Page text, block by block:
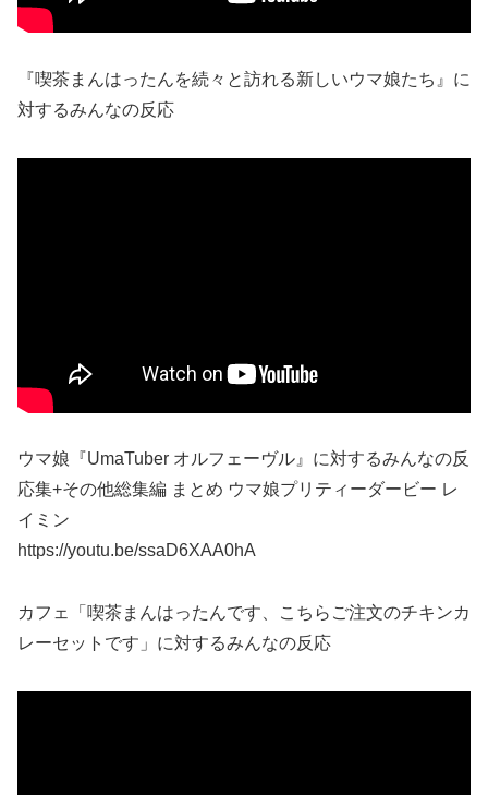
『喫茶まんはったんを続々と訪れる新しいウマ娘たち』に
対するみんなの反応
ウマ娘『UmaTuber オルフェーヴル』に対するみんなの反
応集+その他総集編 まとめ ウマ娘プリティーダービー レ
イミン
https://youtu.be/ssaD6XAA0hA
カフェ「喫茶まんはったんです、こちらご注文のチキンカ
レーセットです」に対するみんなの反応